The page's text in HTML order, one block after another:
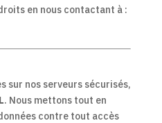
en nous contactant à :
sur nos serveurs sécurisés,
. Nous mettons tout en
contre tout accès